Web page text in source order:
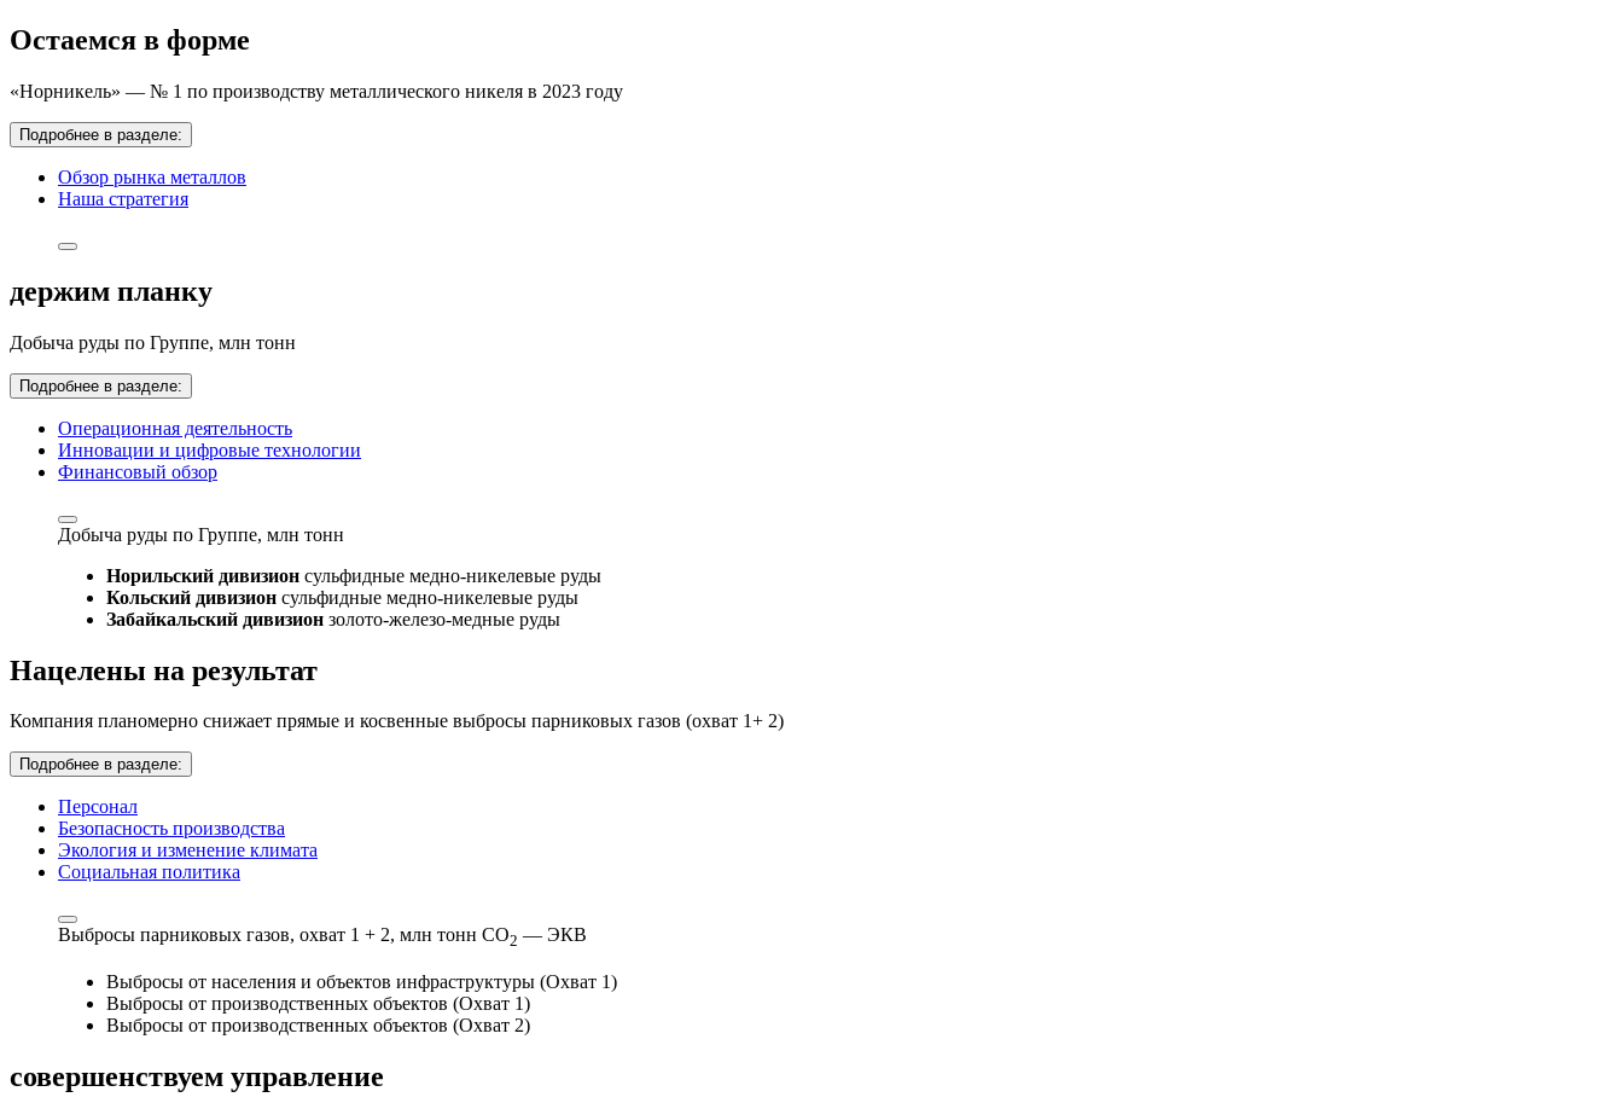
Остаемся в форме
«Норникель» — № 1 по производству металлического никеля в 2023 году
Подробнее в разделе:
Обзор рынка металлов
Наша стратегия
держим планку
Добыча руды по Группе, млн тонн
Подробнее в разделе:
Операционная деятельность
Инновации и цифровые технологии
Финансовый обзор
Добыча руды по Группе, млн тонн
Норильский дивизион сульфидные медно-никелевые руды
Кольский дивизион сульфидные медно-никелевые руды
Забайкальский дивизион золото-железо-медные руды
Нацелены на результат
Компания планомерно снижает прямые и косвенные выбросы парниковых газов (охват 1+ 2)
Подробнее в разделе:
Персонал
Безопасность производства
Экология и изменение климата
Социальная политика
Выбросы парниковых газов, охват 1 + 2, млн тонн СО2 — ЭКВ
Выбросы от населения и объектов инфраструктуры (Охват 1)
Выбросы от производственных объектов (Охват 1)
Выбросы от производственных объектов (Охват 2)
совершенствуем управление